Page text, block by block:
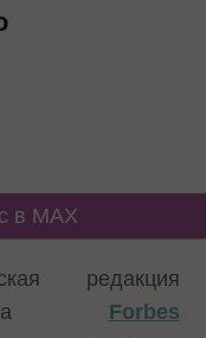
в MAX
редакция
Forbes